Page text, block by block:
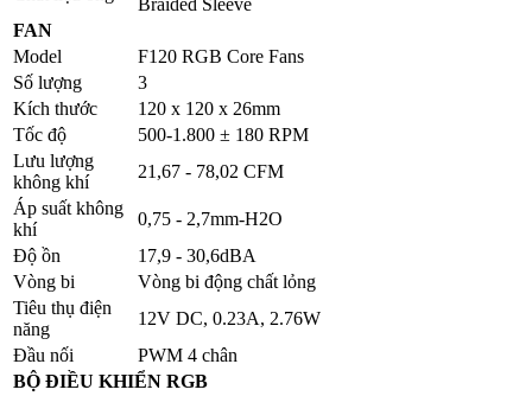
Braided Sleeve
FAN
Model
F120 RGB Core Fans
Số lượng
3
Kích thước
120 x 120 x 26mm
Tốc độ
500-1.800 ± 180 RPM
Lưu lượng
không khí
21,67 - 78,02 CFM
Áp suất không
khí
0,75 - 2,7mm-H2O
Độ ồn
17,9 - 30,6dBA
Vòng bi
Vòng bi động chất lỏng
Tiêu thụ điện
năng
12V DC, 0.23A, 2.76W
Đầu nối
PWM 4 chân
BỘ ĐIỀU KHIỂN RGB